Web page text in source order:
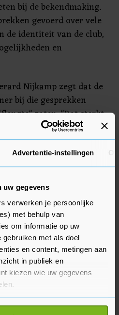
Advertentie-instellingen
uw gegevens
verwerken je persoonlijke
met behulp van
om informatie op uw
gebruiken met als doel
en content, metingen aan
in publiek en
kiezen wie uw gegevens
ook graag:
bij de bekendmaking.
gevoerd over vele
de identiteit van de club,
en
Nijkamp zegt dat de
bij die gesprekken
zaten. "Dat sterkt
Maurice de juiste man
hoofdtrainer te